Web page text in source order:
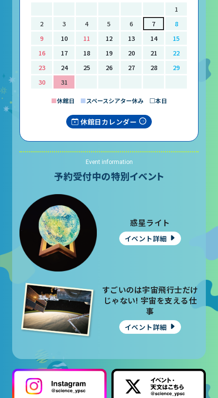
あそびの部屋
常設展示室
大村智名誉館長
サイエンスショーブース
中庭テラス
多目的ホール
作品展
科学作品展
大村賞
科学館で働きたい方へ
天文グループアルバイト募集
実験・展示分野のアルバイト募集
インフォメーション アルバイト募集
科学館ボランティア募集
職場体験・実習・CST
1
2
3 4 5 6 7
8
9
10 11 12 13 14
15
16
17 18 19 20 21
22
23
24 25 26 27 28
29
30
31
■休館日 ■スペースシアター休み □本日
休館日カレンダー
Event information
予約受付中の特別イベント
惑星ライト
イベント詳細
すごいのは宇宙飛行士だけ
じゃない! 宇宙を支える仕
事
イベント詳細